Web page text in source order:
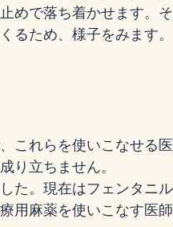
めで落ち着かせます。
るため、様子をみます。
これらを使いこなせる
り立ちません。
た。現在はフェンタニ
用麻薬を使いこなす医